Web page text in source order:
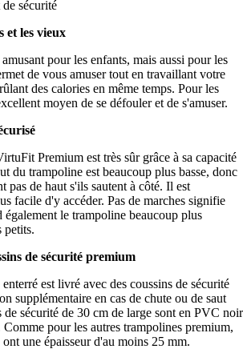
sécurité
et les vieux
pour les enfants, mais aussi pour les
de vous amuser tout en travaillant votre
des calories en même temps. Pour les
moyen de se défouler et de s'amuser.
Premium est très sûr grâce à sa capacité
du trampoline est beaucoup plus basse, donc
pas de haut s'ils sautent à côté. Il est
facile d'y accéder. Pas de marches signifie
également le trampoline beaucoup plus
petits.
de sécurité premium
est livré avec des coussins de sécurité
supplémentaire en cas de chute ou de saut
de sécurité de 30 cm de large sont en PVC noir
Comme pour les autres trampolines premium,
une épaisseur d'au moins 25 mm.